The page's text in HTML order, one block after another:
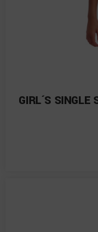
GIRL´S SINGLE